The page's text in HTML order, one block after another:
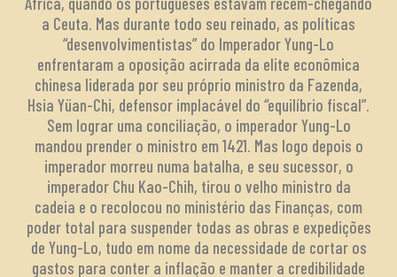
a Ceuta. Mas durante todo seu reinado, as políticas
“desenvolvimentistas” do Imperador Yung-Lo
enfrentaram a oposição acirrada da elite econômica
chinesa liderada por seu próprio ministro da Fazenda,
Hsia Yüan-Chi, defensor implacável do “equilíbrio fiscal”.
Sem lograr uma conciliação, o imperador Yung-Lo
mandou prender o ministro em 1421. Mas logo depois o
imperador morreu numa batalha, e seu sucessor, o
imperador Chu Kao-Chih, tirou o velho ministro da
cadeia e o recolocou no ministério das Finanças, com
poder total para suspender todas as obras e expedições
de Yung-Lo, tudo em nome da necessidade de cortar os
gastos para conter a inflação e manter a credibilidade